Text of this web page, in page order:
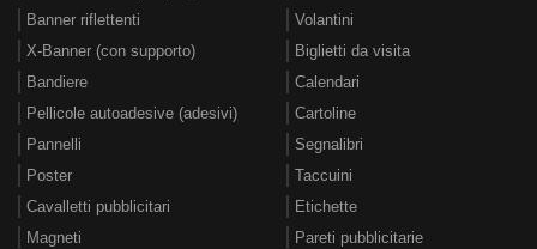
Banner riflettenti
X-Banner (con supporto)
Bandiere
Pellicole autoadesive (adesivi)
Pannelli
Poster
Cavalletti pubblicitari
Magneti
Volantini
Biglietti da visita
Calendari
Cartoline
Segnalibri
Taccuini
Etichette
Pareti pubblicitarie